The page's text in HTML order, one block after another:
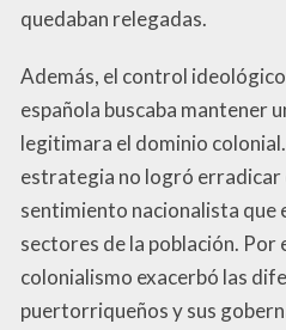
quedaban relegadas.
Además, el control
española buscaba mantener
legitimara el dominio
estrategia no logró erradicar
sentimiento nacionalista que
sectores de la población. Por
colonialismo exacerbó las
puertorriqueños y sus